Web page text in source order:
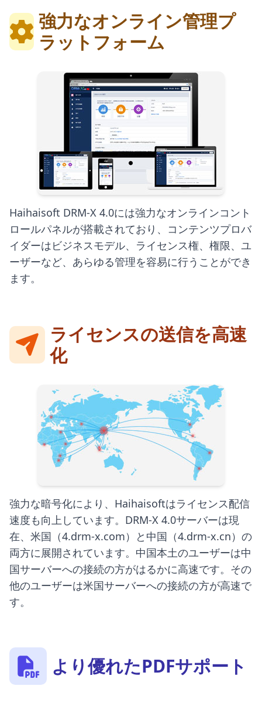
強力なオンライン管理プ
ラットフォーム
Haihaisoft DRM-X 4.0には強力なオンラインコント
ロールパネルが搭載されており、コンテンツプロバ
イダーはビジネスモデル、ライセンス権、権限、ユ
ーザーなど、あらゆる管理を容易に行うことができ
ます。
ライセンスの送信を高速
化
強力な暗号化により、Haihaisoftはライセンス配信
速度も向上しています。DRM-X 4.0サーバーは現
在、米国（4.drm-x.com）と中国（4.drm-x.cn）の
両方に展開されています。中国本土のユーザーは中
国サーバーへの接続の方がはるかに高速です。その
他のユーザーは米国サーバーへの接続の方が高速で
す。
より優れたPDFサポート